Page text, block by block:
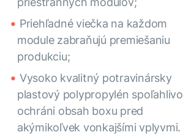
Priehľadné viečka na každom
module zabraňujú premiešaniu
produkciu;
Vysoko kvalitný potravinársky
plastový polypropylén spoľahlivo
ochráni obsah boxu pred
akýmikoľvek vonkajšími vplyvmi.